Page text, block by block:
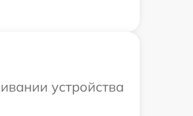
устройства